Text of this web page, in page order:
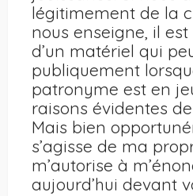
légitimement de la
nous enseigne, il
d’un matériel qui
publiquement
patronyme est en
raisons évidentes
Mais bien
s’agisse de ma
m’autorise à
aujourd’hui devant